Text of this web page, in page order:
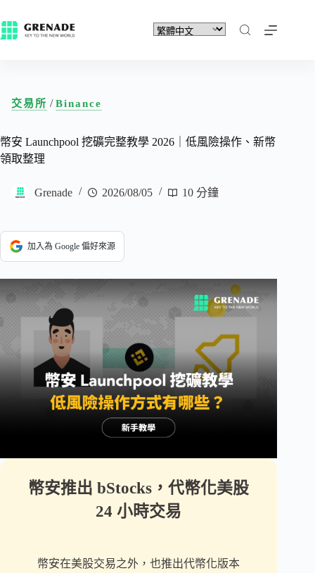
交易所 /Binance
幣安 Launchpool 挖礦完整教學 2026｜低風險操作、新幣
領取整理
Grenade 2026/08/05 10 分鐘
加入為 Google 偏好來源
幣安推出 bStocks，代幣化美股
24 小時交易
幣安在美股交易之外，也推出代幣化版本